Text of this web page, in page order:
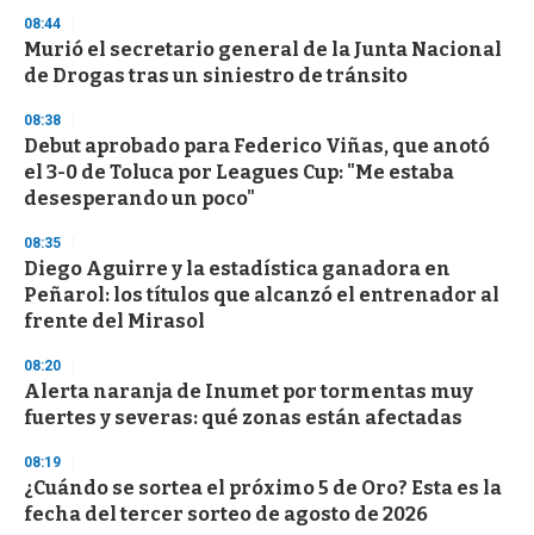
08:44
Murió el secretario general de la Junta Nacional
de Drogas tras un siniestro de tránsito
08:38
Debut aprobado para Federico Viñas, que anotó
el 3-0 de Toluca por Leagues Cup: "Me estaba
desesperando un poco"
08:35
Diego Aguirre y la estadística ganadora en
Peñarol: los títulos que alcanzó el entrenador al
frente del Mirasol
08:20
Alerta naranja de Inumet por tormentas muy
fuertes y severas: qué zonas están afectadas
08:19
¿Cuándo se sortea el próximo 5 de Oro? Esta es la
fecha del tercer sorteo de agosto de 2026